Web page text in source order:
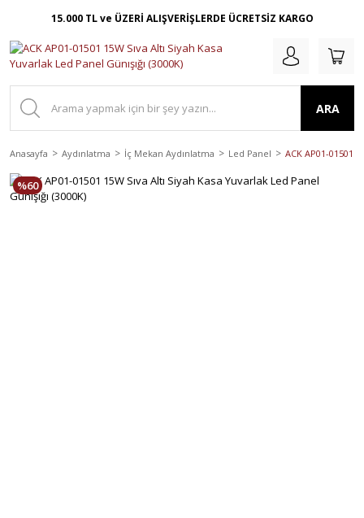
15.000 TL ve ÜZERİ ALIŞVERİŞLERDE ÜCRETSİZ KARGO
ARA
Anasayfa Aydınlatma İç Mekan Aydınlatma Led Panel ACK AP01-01501
%60